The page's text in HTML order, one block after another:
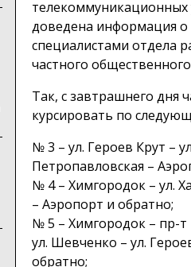
телекоммуникационных
доведена информация о
специалистами отдела
частного
Так, с завтрашнего дня
курсировать по
№ 3 – ул. Героев Крут –
Петропавловская –
№ 4 – Химгородок – ул.
– Аэропорт и обратно;
№ 5 – Химгородок – пр-т
ул. Шевченко – ул.
обратно;